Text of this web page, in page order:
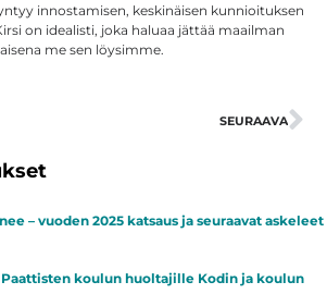
innostamisen, keskinäisen kunnioituksen
on idealisti, joka haluaa jättää maailman
me sen löysimme.
SEURAAVA
– vuoden 2025 katsaus ja seuraavat askeleet
koulun huoltajille Kodin ja koulun